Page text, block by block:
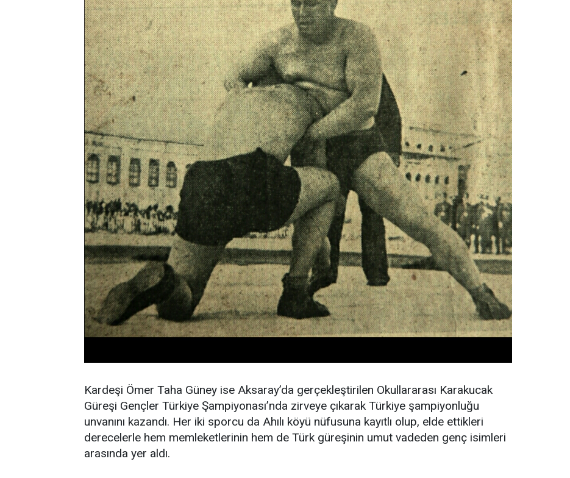
Kardeşi Ömer Taha Güney ise Aksaray’da gerçekleştirilen Okullararası Karakucak
Güreşi Gençler Türkiye Şampiyonası’nda zirveye çıkarak Türkiye şampiyonluğu
unvanını kazandı. Her iki sporcu da Ahılı köyü nüfusuna kayıtlı olup, elde ettikleri
derecelerle hem memleketlerinin hem de Türk güreşinin umut vadeden genç isimleri
arasında yer aldı.